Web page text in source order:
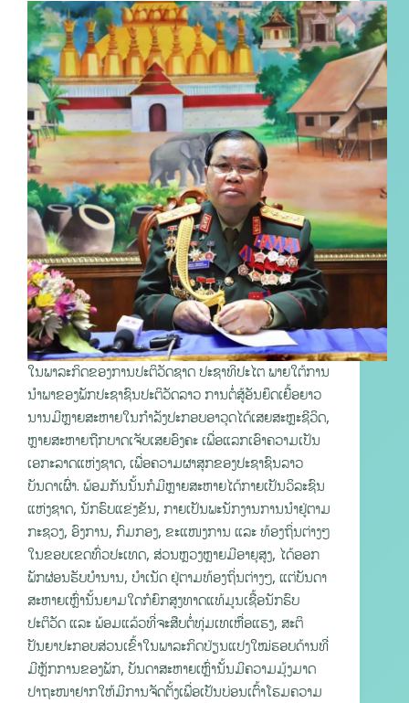
ໃນພາລະກິດຂອງການປະຕິວັດຊາດ ປະຊາທິປະໄຕ ພາຍໃຕ້ການ
ນຳພາຂອງພັກປະຊາຊົນປະຕິວັດລາວ ການຕໍ່ສູ້ອັນຍຶດເຍື້ອຍາວ
ນານມີຫຼາຍສະຫາຍໃນກຳລັງປະກອບອາວຸດໄດ້ເສຍສະຫຼະຊີວິດ,
ຫຼາຍສະຫາຍຖືກບາດເຈັບເສຍອົງຄະ ເພື່ອແລກເອົາຄວາມເປັນ
ເອກະລາດແຫ່ງຊາດ, ເພື່ອຄວາມຜາສຸກຂອງປະຊາຊົນລາວ
ບັນດາເຜົ່າ. ພ້ອມກັນນັ້ນກໍມີຫຼາຍສະຫາຍໄດ້ກາຍເປັນວິລະຊົນ
ແຫ່ງຊາດ, ນັກຮົບແຂ່ງຂັນ, ກາຍເປັນພະນັກງານການນຳຢູ່ຕາມ
ກະຊວງ, ອົງການ, ກົມກອງ, ຂະແໜງການ ແລະ ທ້ອງຖິ່ນຕ່າງໆ
ໃນຂອບເຂດທົ່ວປະເທດ, ສ່ວນຫຼວງຫຼາຍມີອາຍຸສູງ, ໄດ້ອອກ
ພັກຜ່ອນຮັບບຳນານ, ບຳເນັດ ຢູ່ຕາມທ້ອງຖິ່ນຕ່າງໆ, ແຕ່ບັນດາ
ສະຫາຍເຫຼົ່ານັ້ນຍາມໃດກໍຍົກສູງທາດແທ້ມູນເຊື້ອນັກຮົບ
ປະຕິວັດ ແລະ ພ້ອມແລ້ວທີ່ຈະສືບຕໍ່ທຸ່ມເທເຫື່ອແຮງ, ສະຕິ
ປັນຍາປະກອບສ່ວນເຂົ້າໃນພາລະກິດປ່ຽນແປງໃໝ່ຮອບດ້ານທີ່
ມີຫຼັກການຂອງພັກ, ບັນດາສະຫາຍເຫຼົ່ານັ້ນມີຄວາມມຸ້ງມາດ
ປາຖະໜາຢາກໃຫ້ມີການຈັດຕັ້ງເພື່ອເປັນບ່ອນເຕົ້າໂຮມຄວາມ